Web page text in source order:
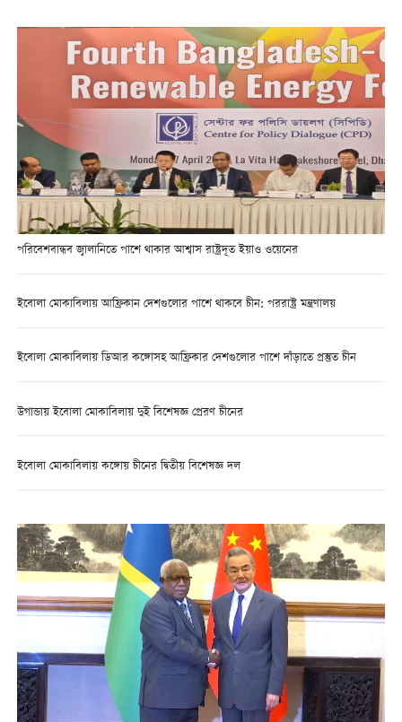
পরিবেশবান্ধব জ্বালানিতে পাশে থাকার আশ্বাস রাষ্ট্রদূত ইয়াও ওয়েনের
ইবোলা মোকাবিলায় আফ্রিকান দেশগুলোর পাশে থাকবে চীন: পররাষ্ট্র মন্ত্রণালয়
ইবোলা মোকাবিলায় ডিআর কঙ্গোসহ আফ্রিকার দেশগুলোর পাশে দাঁড়াতে প্রস্তুত চীন
উগান্ডায় ইবোলা মোকাবিলায় দুই বিশেষজ্ঞ প্রেরণ চীনের
ইবোলা মোকাবিলায় কঙ্গোয় চীনের দ্বিতীয় বিশেষজ্ঞ দল